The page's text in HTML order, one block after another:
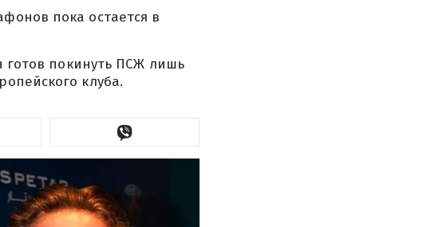
пока остается в
готов покинуть ПСЖ лишь
клуба.